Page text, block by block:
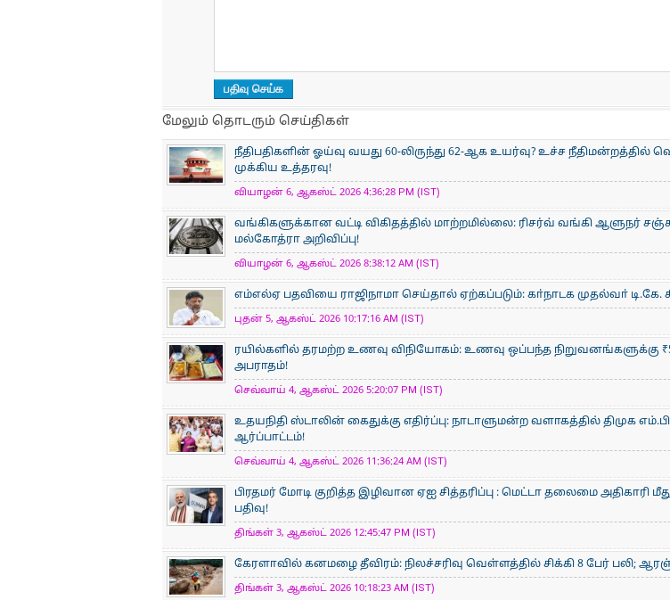
மேலும் தொடரும் செய்திகள்
நீதிபதிகளின் ஓய்வு வயது 60-லிருந்து 62-ஆக உயர்வு? உச்ச நீதிமன்றத்தில்
முக்கிய உத்தரவு!
வியாழன் 6, ஆகஸ்ட் 2026 4:36:28 PM (IST)
வங்கிகளுக்கான வட்டி விகிதத்தில் மாற்றமில்லை: ரிசர்வ் வங்கி ஆளுநர்
மல்கோத்ரா அறிவிப்பு!
வியாழன் 6, ஆகஸ்ட் 2026 8:38:12 AM (IST)
எம்எல்ஏ பதவியை ராஜிநாமா செய்தால் ஏற்கப்படும்: கா்நாடக முதல்வா் டி.கே.
புதன் 5, ஆகஸ்ட் 2026 10:17:16 AM (IST)
ரயில்களில் தரமற்ற உணவு விநியோகம்: உணவு ஒப்பந்த நிறுவனங்களுக்கு
அபராதம்!
செவ்வாய் 4, ஆகஸ்ட் 2026 5:20:07 PM (IST)
உதயநிதி ஸ்டாலின் கைதுக்கு எதிர்ப்பு: நாடாளுமன்ற வளாகத்தில் திமுக
ஆர்ப்பாட்டம்!
செவ்வாய் 4, ஆகஸ்ட் 2026 11:36:24 AM (IST)
பிரதமர் மோடி குறித்த இழிவான ஏஐ சித்தரிப்பு : மெட்டா தலைமை அதிகாரி
பதிவு!
திங்கள் 3, ஆகஸ்ட் 2026 12:45:47 PM (IST)
கேரளாவில் கனமழை தீவிரம்: நிலச்சரிவு வெள்ளத்தில் சிக்கி 8 பேர் பலி;
திங்கள் 3, ஆகஸ்ட் 2026 10:18:23 AM (IST)